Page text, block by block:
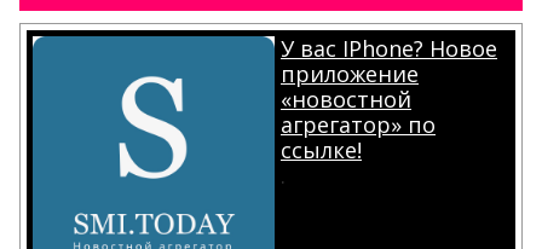
У вас IPhone? Новое
приложение
«новостной
агрегатор» по
ссылке!
.